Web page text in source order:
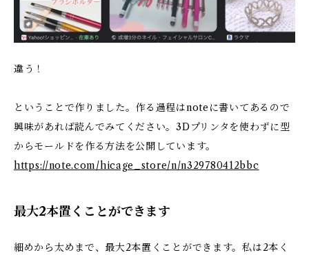
違う！
ということで作りました。作る過程はnoteに書いてあるので
興味があれば読んでみてください。3Dプリンタを使わずに型
からモールドを作る方法を公開しています。
https://note.com/hicage_store/n/n329780412bbc
最大2本置くことができます
細めから太めまで、最大2本置くことができます。私は2本く